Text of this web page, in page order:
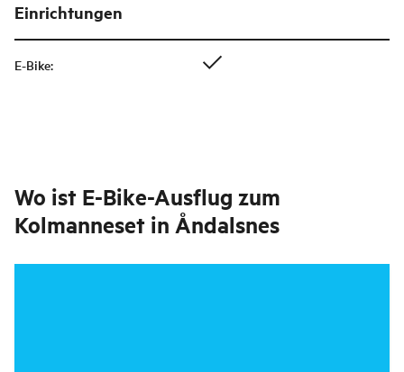
Einrichtungen
E-Bike:
Wo ist E-Bike-Ausflug zum
Kolmanneset in Åndalsnes